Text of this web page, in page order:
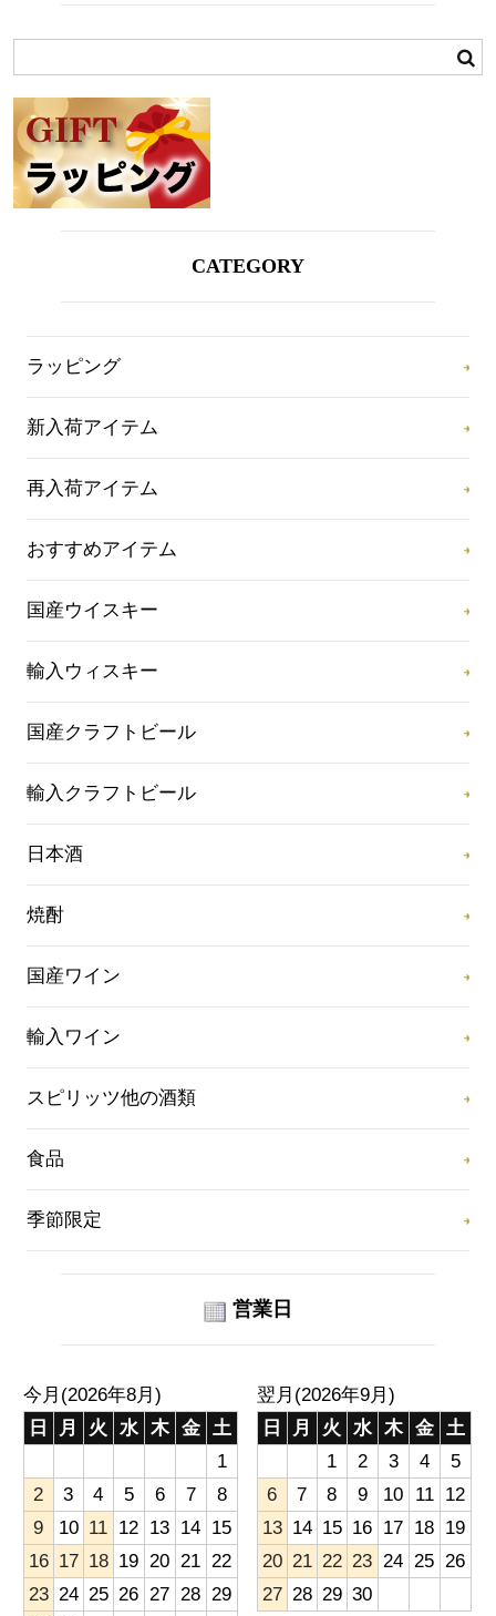
CATEGORY
ラッピング
新入荷アイテム
再入荷アイテム
おすすめアイテム
国産ウイスキー
輸入ウィスキー
国産クラフトビール
輸入クラフトビール
日本酒
焼酎
国産ワイン
輸入ワイン
スピリッツ他の酒類
食品
季節限定
営業日
今月(2026年8月)
日
月 火 水 木 金 土
1
2
3 4 5 6 7
8
9
10 11 12 13 14 15
16 17 18 19 20 21 22
23 24 25 26 27 28 29
翌月(2026年9月)
日
月 火 水 木 金
土
1
2 3 4
5
6
7 8 9 10 11
12
13 14 15 16 17 18 19
20 21 22 23 24 25 26
27 28 29 30